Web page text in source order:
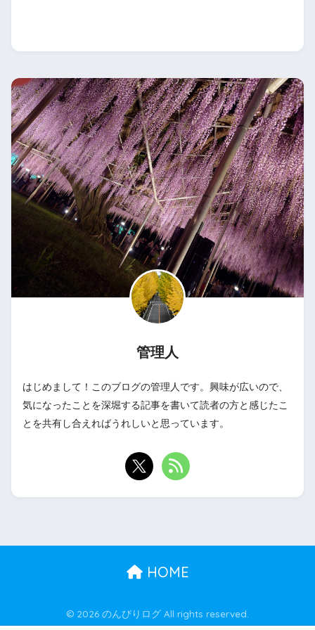
管理人
はじめまして！このブログの管理人です。興味が広いので、
気になったことを深堀する記事を書いて読者の方と感じたこ
とを共有し合えればうれしいと思っています。
HOME
© 2026 のんびりログ All rights reserved.